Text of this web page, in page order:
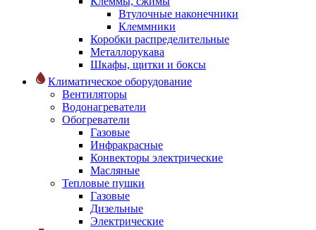
Втулочные наконечники
Клеммники
Коробки распределительные
Металлорукава
Шкафы, щитки и боксы
Климатическое оборудование
Вентиляторы
Водонагреватели
Обогреватели
Газовые
Инфракрасные
Конвекторы электрические
Масляные
Тепловые пушки
Газовые
Дизельные
Электрические